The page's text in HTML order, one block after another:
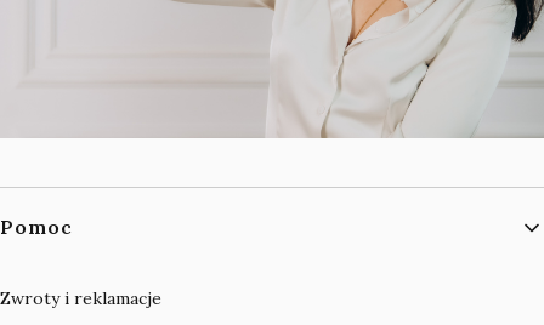
Linki w stopce
Pomoc
Zwroty i reklamacje